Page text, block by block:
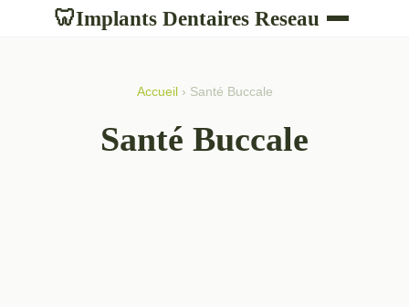
🦷Implants Dentaires Reseau
Accueil › Santé Buccale
Santé Buccale